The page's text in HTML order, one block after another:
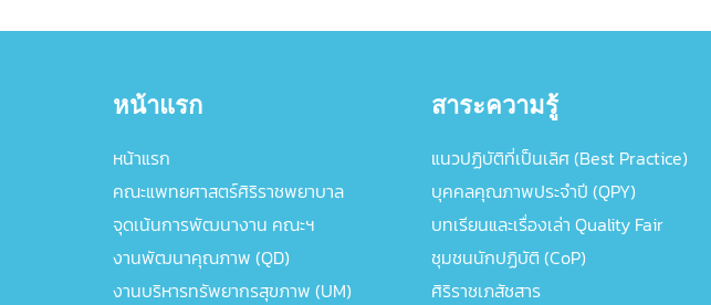
หน้าแรก
หน้าแรก
คณะแพทยศาสตร์ศิริราชพยาบาล
จุดเน้นการพัฒนางาน คณะฯ
งานพัฒนาคุณภาพ (QD)
งานบริหารทรัพยากรสุขภาพ (UM)
สาระความรู้
แนวปฏิบัติที่เป็นเลิศ (Best Practice)
บุคคลคุณภาพประจำปี (QPY)
บทเรียนและเรื่องเล่า Quality Fair
ชุมชนนักปฏิบัติ (CoP)
ศิริราชเภสัชสาร